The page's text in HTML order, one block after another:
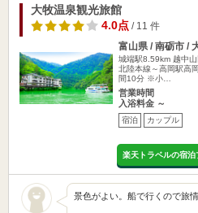
大牧温泉観光旅館
4.0点/ 11 件
富山県 / 南砺市 /
城端駅8.59km 越中
北陸本線～高岡駅高
間10分 ※小…
営業時間
入浴料金 ～
宿泊 カップル
楽天トラベルの宿泊
景色がよい。船で行くので旅情